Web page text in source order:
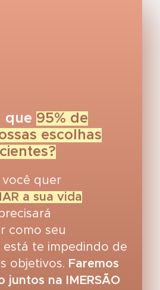
que 95% de
escolhas
quer
a sua vida
como seu
está te impedindo de
objetivos. Faremos
juntos na IMERSÃO